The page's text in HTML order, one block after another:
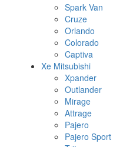
Spark Van
Cruze
Orlando
Colorado
Captiva
Xe Mitsubishi
Xpander
Outlander
Mirage
Attrage
Pajero
Pajero Sport